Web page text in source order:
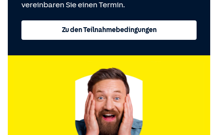
vereinbaren Sie einen Termin.
Zu den Teilnahmebedingungen